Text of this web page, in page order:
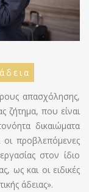
απασχόλησης,
ζήτημα, που είναι
δικαιώματα
οι προβλεπόμενες
στον ίδιο
ως και οι ειδικές
άδειας».